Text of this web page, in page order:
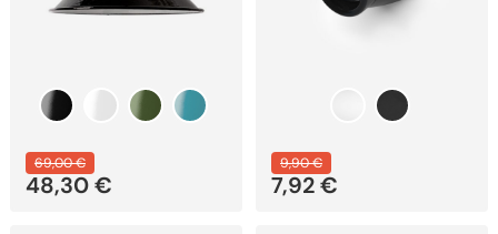
69,00€
48,30€
9,90€
Ursprünglicher
7,92€
Aktueller